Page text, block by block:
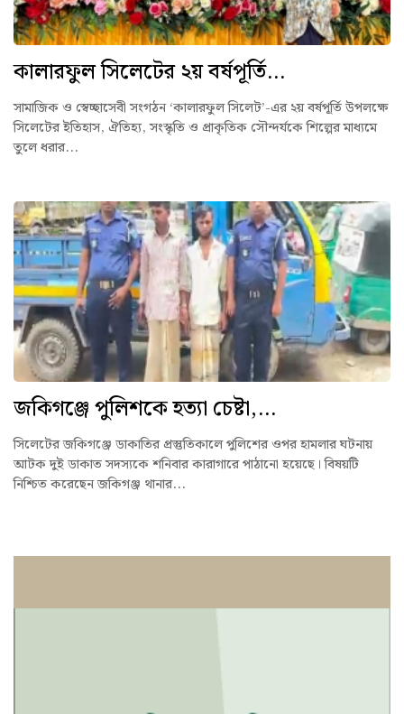
কালারফুল সিলেটের ২য় বর্ষপূর্তি...
সামাজিক ও স্বেচ্ছাসেবী সংগঠন ‘কালারফুল সিলেট’-এর ২য় বর্ষপূর্তি উপলক্ষে
সিলেটের ইতিহাস, ঐতিহ্য, সংস্কৃতি ও প্রাকৃতিক সৌন্দর্যকে শিল্পের মাধ্যমে
তুলে ধরার...
জকিগঞ্জে পুলিশকে হত্যা চেষ্টা,...
সিলেটের জকিগঞ্জে ডাকাতির প্রস্তুতিকালে পুলিশের ওপর হামলার ঘটনায়
আটক দুই ডাকাত সদস্যকে শনিবার কারাগারে পাঠানো হয়েছে। বিষয়টি
নিশ্চিত করেছেন জকিগঞ্জ থানার...